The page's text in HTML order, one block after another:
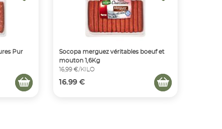
Pur
Socopa merguez véritables boeuf et
mouton 1,6Kg
16,99 €/KILO
16.99 €